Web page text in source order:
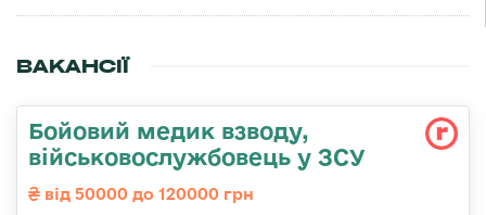
ВАКАНСІЇ
Бойовий медик взводу,
військовослужбовець у ЗСУ
від 50000 до 120000 грн